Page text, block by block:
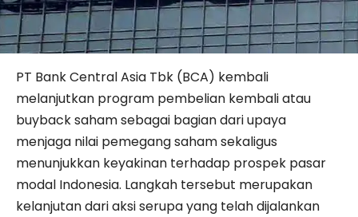
PT Bank Central Asia Tbk (BCA) kembali
melanjutkan program pembelian kembali atau
buyback saham sebagai bagian dari upaya
menjaga nilai pemegang saham sekaligus
menunjukkan keyakinan terhadap prospek pasar
modal Indonesia. Langkah tersebut merupakan
kelanjutan dari aksi serupa yang telah dijalankan